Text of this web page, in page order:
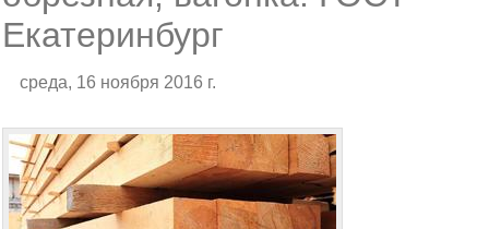
Екатеринбург
среда, 16 ноября 2016 г.